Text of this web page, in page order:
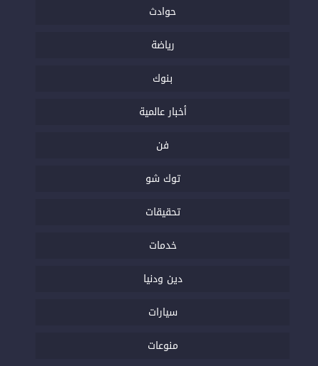
حوادث
رياضة
بنوك
أخبار عالمية
فن
توك شو
تحقيقات
خدمات
دين ودنيا
سيارات
منوعات